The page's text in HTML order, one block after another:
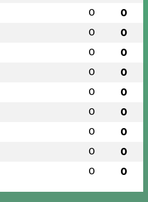
0 0
0 0
0 0
0 0
0 0
0 0
0 0
0 0
0 0